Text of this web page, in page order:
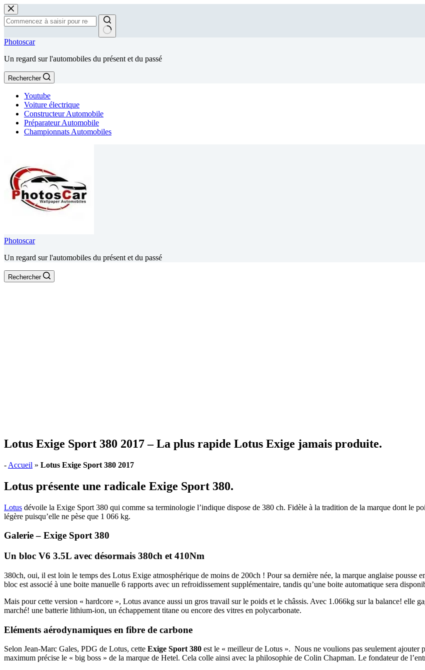
Passer
au
contenu
Aucun
Photoscar
Un regard sur l'automobiles du présent et du passé
Rechercher
Youtube
Voiture électrique
Constructeur Automobile
Préparateur Automobile
Championnats Automobiles
Photoscar
Un regard sur l'automobiles du présent et du passé
Rechercher
Lotus Exige Sport 380 2017 – La plus rapide Lotus Exige jamais produite.
- Accueil » Lotus Exige Sport 380 2017
Lotus présente une radicale Exige Sport 380.
Lotus dévoile la Exige Sport 380 qui comme sa terminologie l’indique dispose de 380 ch. Fidèle à la tradition de la marque dont le
légère puisqu’elle ne pèse que 1 066 kg.
Galerie – Exige Sport 380
Un bloc V6 3.5L avec désormais 380ch et 410Nm
380ch, oui, il est loin le temps des Lotus Exige atmosphérique de moins de 200ch ! Pour sa dernière née, la marque anglaise pousse
bloc est associé à une boite manuelle 6 rapports avec un refroidissement supplémentaire, tandis qu’une boite automatique sera
Mais pour cette version « hardcore », Lotus avance aussi un gros travail sur le poids et le châssis. Avec 1.066kg sur la balance! elle
marché! une batterie lithium-ion, un échappement titane ou encore des vitres en polycarbonate.
Eléments aérodynamiques en fibre de carbone
Selon Jean-Marc Gales, PDG de Lotus, cette Exige Sport 380 est le « meilleur de Lotus ». Nous ne voulions pas seulement ajouter
maximum précise le « big boss » de la marque de Hetel. Cela colle ainsi avec la philosophie de Colin Chapman. Le fondateur de